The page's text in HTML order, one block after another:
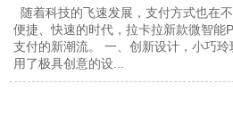
随着科技的飞速发展，支付方式也在
便捷、快速的时代，拉卡拉新款微智能
支付的新潮流。 一、创新设计，小巧
用了极具创意的设...